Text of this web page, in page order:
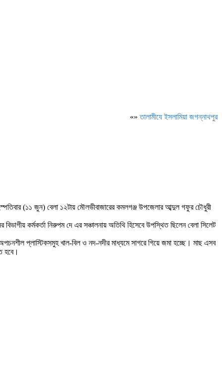
‎তালামীযে ইসলামিয়া জগন্নাথপুর
(১১ জুন) বেলা ১২টায় মৌলভীবাজারের কমলগঞ্জ উপজেলার আব্দুল গফুর চৌধুরী
কর্মকর্তা নিরুপম দে এর সঞ্চালনায় অতিথি হিসেবে উপস্থিত ছিলেন বেলা সিলেট
প্লাস্টিকসমুহ খাল-বিল ও নদ-নদীর মাধ্যমে সাগরে গিয়ে জমা হচ্ছে। মাছ এসব
হবে।